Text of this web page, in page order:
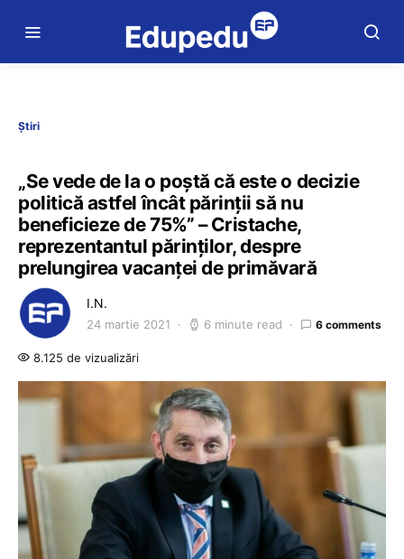
Știri
„Se vede de la o poștă că este o decizie
politică astfel încât părinții să nu
beneficieze de 75%” – Cristache,
reprezentantul părinților, despre
prelungirea vacanței de primăvară
I.N.
24 martie 2021 6 minute read 6 comments
8.125 de vizualizări